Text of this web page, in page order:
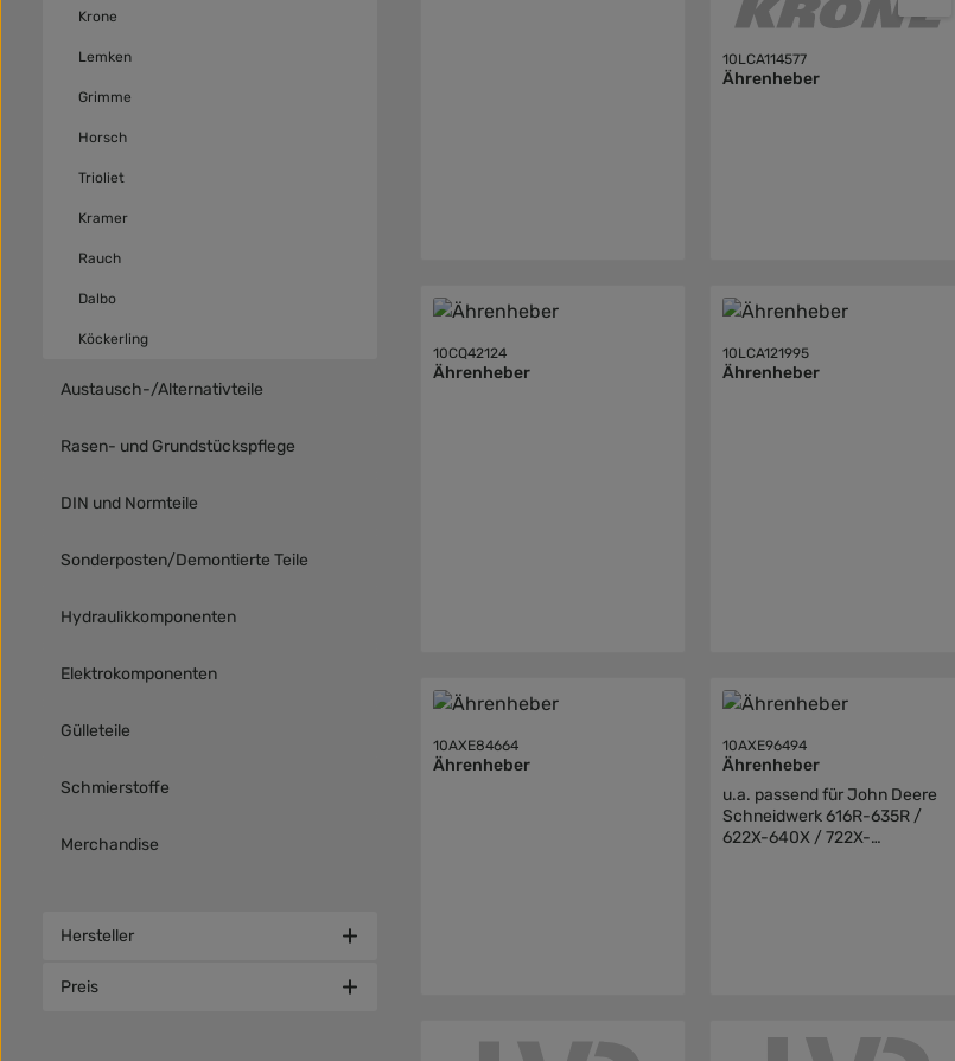
Krone
Lemken
Grimme
Horsch
Trioliet
Kramer
Rauch
Dalbo
Köckerling
Austausch-/Alternativteile
Rasen- und Grundstückspflege
DIN und Normteile
Sonderposten/Demontierte Teile
Hydraulikkomponenten
Elektrokomponenten
Gülleteile
Schmierstoffe
Merchandise
Hersteller
Preis
10LCA114577
Ährenheber
10CQ42124
Ährenheber
10LCA121995
Ährenheber
10AXE84664
Ährenheber
10AXE96494
Ährenheber
u.a. passend für John Deere
Schneidwerk 616R-635R /
622X-640X / 722X-